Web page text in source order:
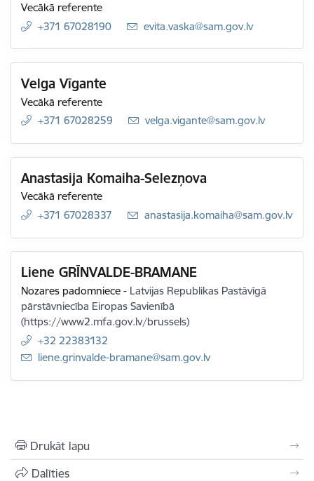
Vecākā referente
+371 67028190
E-pasts:
evita.vaska@sam.gov.lv
Velga Vīgante
Vecākā referente
+371 67028259
E-pasts:
velga.vigante@sam.gov.lv
Anastasija Komaiha-Selezņova
Vecākā referente
+371 67028337
E-pasts:
anastasija.komaiha@sam.gov.lv
Liene GRĪNVALDE-BRAMANE
Nozares padomniece - Latvijas Republikas Pastāvīgā
pārstāvniecība Eiropas Savienībā
(https://www2.mfa.gov.lv/brussels)
+32 22383132
E-pasts:
liene.grinvalde-bramane@sam.gov.lv
Drukāt lapu
Dalīties